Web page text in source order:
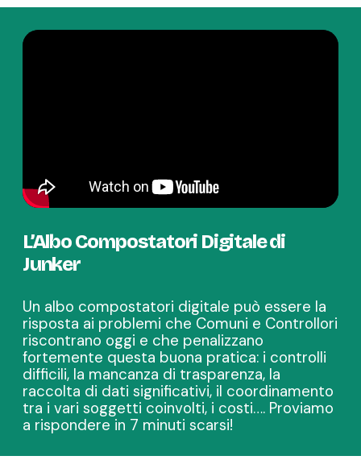
L’Albo Compostatori Digitale di
Junker
Un albo compostatori digitale può essere la
risposta ai problemi che Comuni e Controllori
riscontrano oggi e che penalizzano
fortemente questa buona pratica: i controlli
difficili, la mancanza di trasparenza, la
raccolta di dati significativi, il coordinamento
tra i vari soggetti coinvolti, i costi…. Proviamo
a rispondere in 7 minuti scarsi!